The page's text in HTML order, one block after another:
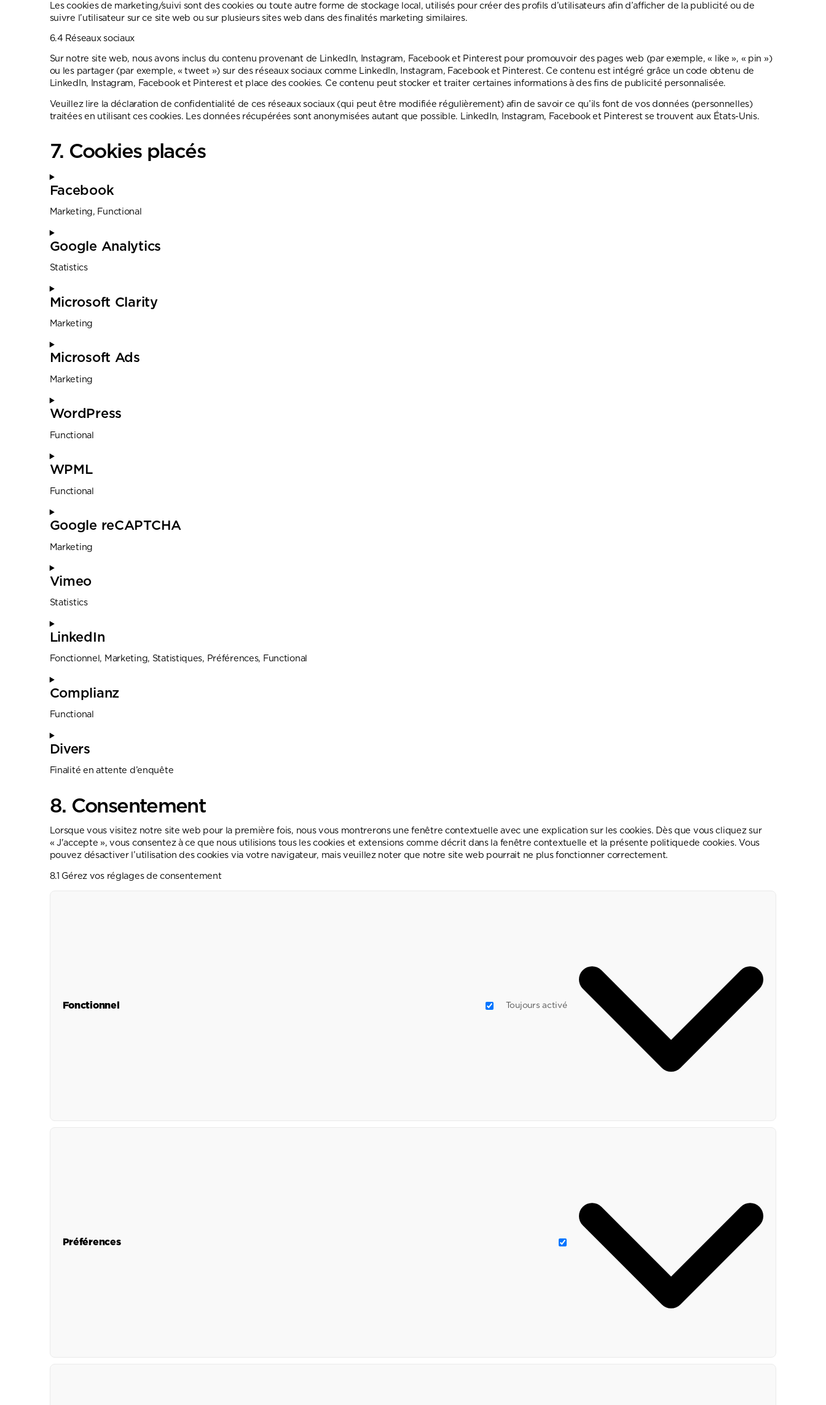
Les cookies de marketing/suivi sont des cookies ou toute autre forme de stockage local, utilisés pour créer des profils d’utilisateurs afin d’afficher de la publicité ou de
suivre l’utilisateur sur ce site web ou sur plusieurs sites web dans des finalités marketing similaires.
6.4 Réseaux sociaux
Sur notre site web, nous avons inclus du contenu provenant de LinkedIn, Instagram, Facebook et Pinterest pour promouvoir des pages web (par exemple, « like », « pin »)
ou les partager (par exemple, « tweet ») sur des réseaux sociaux comme LinkedIn, Instagram, Facebook et Pinterest. Ce contenu est intégré grâce un code obtenu de
LinkedIn, Instagram, Facebook et Pinterest et place des cookies. Ce contenu peut stocker et traiter certaines informations à des fins de publicité personnalisée.
Veuillez lire la déclaration de confidentialité de ces réseaux sociaux (qui peut être modifiée régulièrement) afin de savoir ce qu’ils font de vos données (personnelles)
traitées en utilisant ces cookies. Les données récupérées sont anonymisées autant que possible. LinkedIn, Instagram, Facebook et Pinterest se trouvent aux États-Unis.
7. Cookies placés
Facebook
Marketing, Functional
Google Analytics
Statistics
Microsoft Clarity
Marketing
Microsoft Ads
Marketing
WordPress
Functional
WPML
Functional
Google reCAPTCHA
Marketing
Vimeo
Statistics
LinkedIn
Fonctionnel, Marketing, Statistiques, Préférences, Functional
Complianz
Functional
Divers
Finalité en attente d’enquête
8. Consentement
Lorsque vous visitez notre site web pour la première fois, nous vous montrerons une fenêtre contextuelle avec une explication sur les cookies. Dès que vous cliquez sur
« J'accepte », vous consentez à ce que nous utilisions tous les cookies et extensions comme décrit dans la fenêtre contextuelle et la présente politiquede cookies. Vous
pouvez désactiver l’utilisation des cookies via votre navigateur, mais veuillez noter que notre site web pourrait ne plus fonctionner correctement.
8.1 Gérez vos réglages de consentement
Fonctionnel Toujours activé
Préférences